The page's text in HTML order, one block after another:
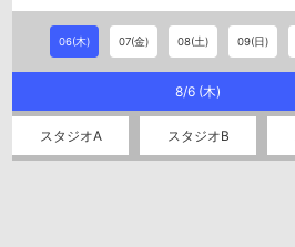
06(木) 07(金) 08(土) 09(日)
8/6 (木)
スタジオA スタジオB